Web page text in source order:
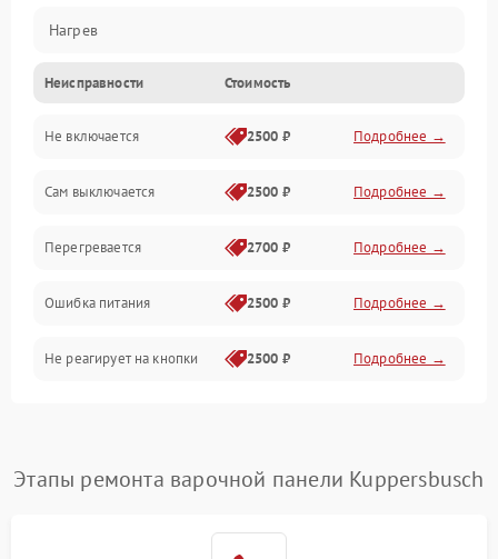
Нагрев
Неисправности Стоимость
Не включается 2500 ₽ Подробнее →
Сам выключается 2500 ₽ Подробнее →
Перегревается 2700 ₽ Подробнее →
Ошибка питания 2500 ₽ Подробнее →
Не реагирует на кнопки 2500 ₽ Подробнее →
Этапы ремонта варочной панели Kuppersbusch